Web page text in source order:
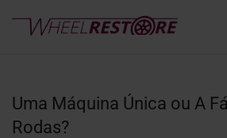
Uma Máquina Única ou A
Rodas?